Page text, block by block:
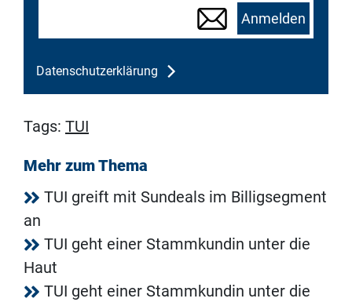
Anmelden
Datenschutzerklärung
Tags: TUI
Mehr zum Thema
TUI greift mit Sundeals im Billigsegment
an
TUI geht einer Stammkundin unter die
Haut
TUI geht einer Stammkundin unter die